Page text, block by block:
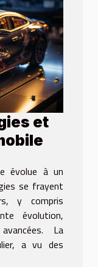
et
évolue à un
se frayent
y compris
évolution,
La
a vu des